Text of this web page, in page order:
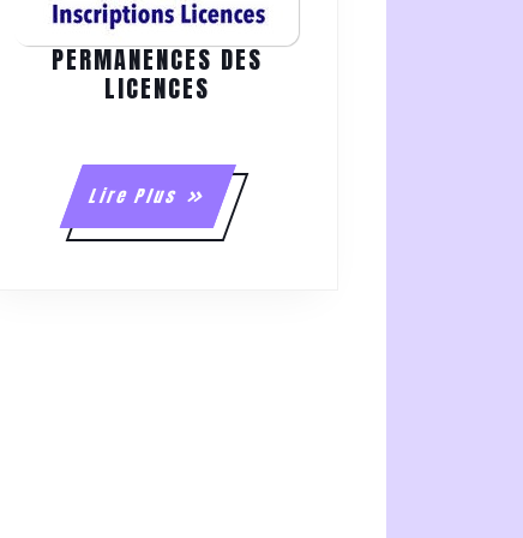
PERMANENCES DES
LICENCES
Lire Plus
Lire
Plus